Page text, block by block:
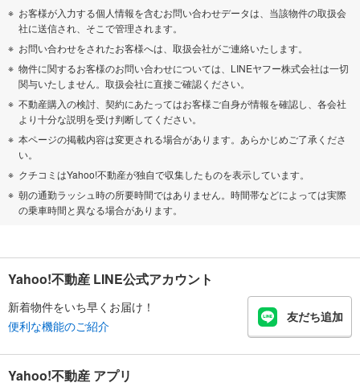
お客様が入力する個人情報を含むお問い合わせデータは、当該物件の取扱会
社に送信され、そこで管理されます。
お問い合わせをされたお客様へは、取扱会社がご連絡いたします。
物件に関するお客様のお問い合わせについては、LINEヤフー株式会社は一切
関与いたしません。取扱会社に直接ご確認ください。
不動産購入の検討、契約にあたってはお客様ご自身が情報を確認し、各会社
より十分な説明を受け判断してください。
本ページの掲載内容は変更される場合があります。あらかじめご了承くださ
い。
クチコミはYahoo!不動産が独自で収集したものを表示しています。
朝の通勤ラッシュ時の所要時間ではありません。時間帯などによっては実際
の乗車時間と異なる場合があります。
Yahoo!不動産 LINE公式アカウント
新着物件をいち早くお届け！
便利な機能のご紹介
友だち追加
Yahoo!不動産 アプリ